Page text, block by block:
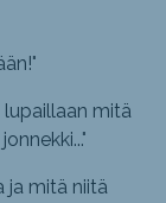
"
lupaillaan mitä
"
ja mitä niitä